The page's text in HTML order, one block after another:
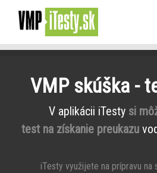
VMP skúška -
V aplikácii iTesty si
test na získanie preukazu
iTesty využijete na prípravu na